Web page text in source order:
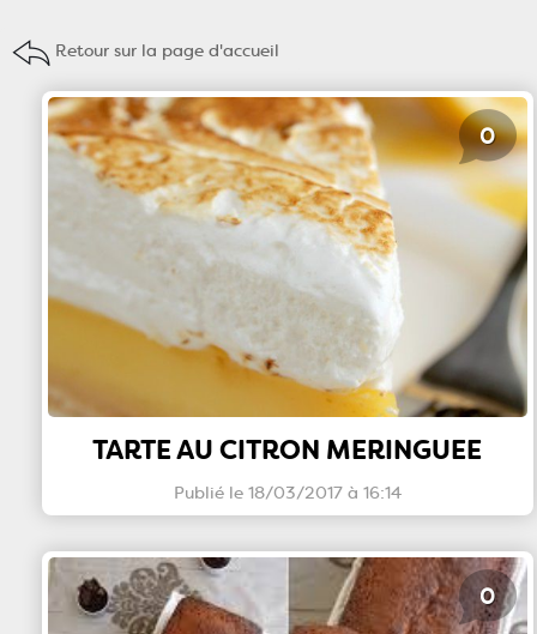
Retour sur la page d'accueil
TARTE AU CITRON MERINGUEE
Publié le 18/03/2017 à 16:14
0
0